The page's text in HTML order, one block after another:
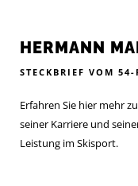
HERMANN
STECKBRIEF VOM 54-
Erfahren Sie hier mehr
seiner Karriere und
Leistung im Skisport.